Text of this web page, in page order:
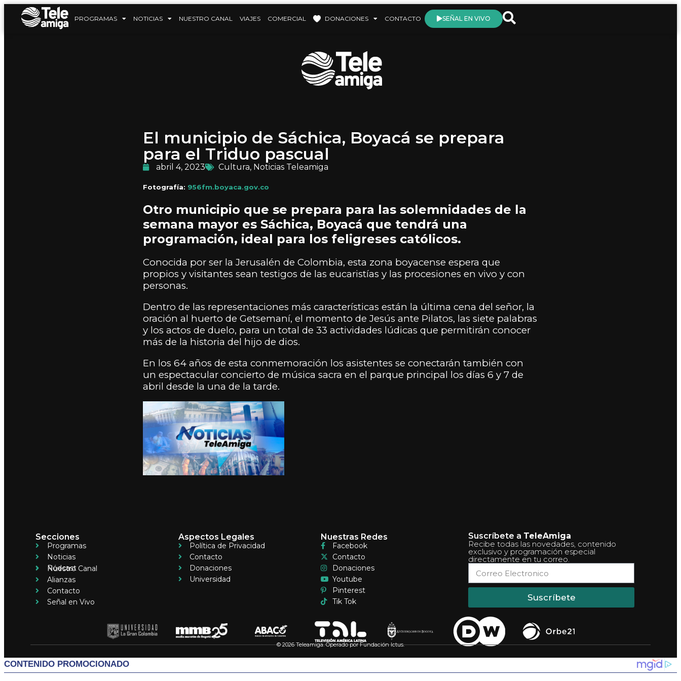
PROGRAMAS NOTICIAS NUESTRO CANAL VIAJES COMERCIAL DONACIONES CONTACTO SEÑAL EN VIVO
El municipio de Sáchica, Boyacá se prepara
para el Triduo pascual
abril 4, 2023 Cultura, Noticias Teleamiga
Fotografía: 956fm.boyaca.gov.co
Otro municipio que se prepara para las solemnidades de la
semana mayor es Sáchica, Boyacá que tendrá una
programación, ideal para los feligreses católicos.
Conocida por ser la Jerusalén de Colombia, esta zona boyacense espera que
propios y visitantes sean testigos de las eucaristías y las procesiones en vivo y con
personas.
Dentro de las representaciones más características están la última cena del señor, la
oración al huerto de Getsemaní, el momento de Jesús ante Pilatos, las siete palabras
y los actos de duelo, para un total de 33 actividades lúdicas que permitirán conocer
más de la historia del hijo de dios.
En los 64 años de esta conmemoración los asistentes se conectarán también con
un espectacular concierto de música sacra en el parque principal los días 6 y 7 de
abril desde la una de la tarde.
Secciones
Programas
Noticias
Pódcast
Nuestro Canal
Alianzas
Contacto
Señal en Vivo
Aspectos Legales
Política de Privacidad
Contacto
Donaciones
Universidad
Nuestras Redes
Facebook
Contacto
Donaciones
Youtube
Pinterest
Tik Tok
Suscríbete a TeleAmiga
Recibe todas las novedades, contenido
exclusivo y programación especial
directamente en tu correo.
Suscríbete
© 2026 Teleamiga. Operado por Fundación Ictus.